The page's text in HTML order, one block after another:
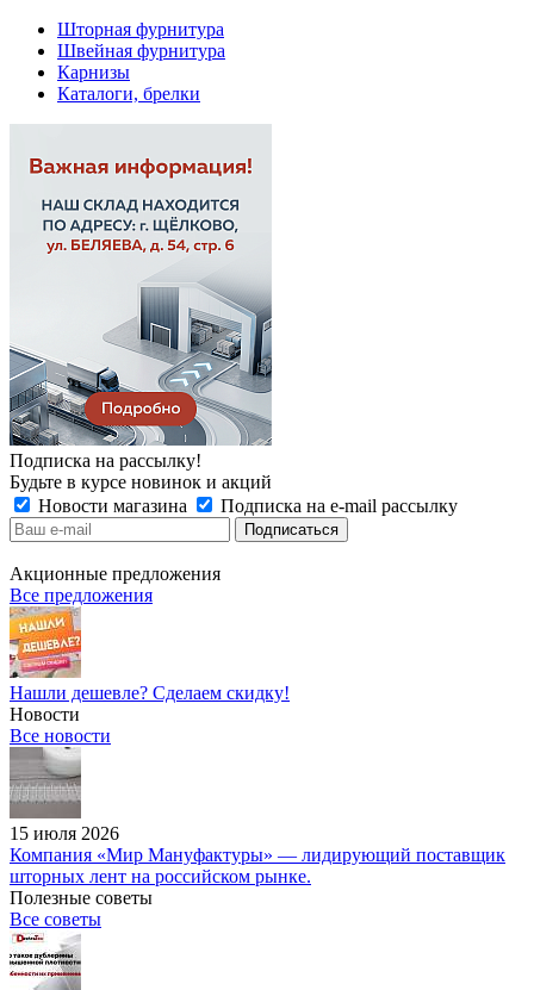
Шторная фурнитура
Швейная фурнитура
Карнизы
Каталоги, брелки
Подписка на рассылку!
Будьте в курсе новинок и акций
Новости магазина
Подписка на e-mail рассылку
Акционные предложения
Все предложения
Нашли дешевле? Сделаем скидку!
Новости
Все новости
15 июля 2026
Компания «Мир Мануфактуры» — лидирующий поставщик
шторных лент на российском рынке.
Полезные советы
Все советы